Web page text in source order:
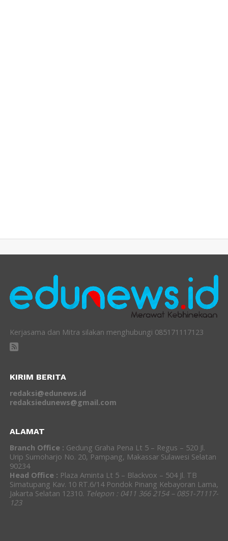
Kerjasama dan Mitra silakan menghubungi 085171117123
KIRIM BERITA
redaksi@edunews.id
redaksiedunews@gmail.com
ALAMAT
Branch Office : Gedung Graha Pena Lt 5 – Regus – 520 Jl.
Urip Sumoharjo No. 20, Pampang, Makassar Sulawesi Selatan
90234
Head Office : Plaza Aminta Lt 5 – Blackvox – 504 Jl. TB
Simatupang Kav. 10 RT.6/14 Pondok Pinang Kebayoran Lama,
Jakarta Selatan 12310. Telepon : 0411 366 2154 – 0851-71117-
123